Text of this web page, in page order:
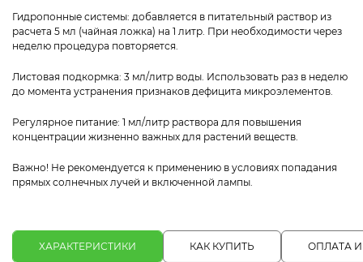
Гидропонные системы: добавляется в питательный раствор из
расчета 5 мл (чайная ложка) на 1 литр. При необходимости через
неделю процедура повторяется.
Листовая подкормка: 3 мл/литр воды. Использовать раз в неделю
до момента устранения признаков дефицита микроэлементов.
Регулярное питание: 1 мл/литр раствора для повышения
концентрации жизненно важных для растений веществ.
Важно! Не рекомендуется к применению в условиях попадания
прямых солнечных лучей и включенной лампы.
ХАРАКТЕРИСТИКИ КАК КУПИТЬ ОПЛАТА